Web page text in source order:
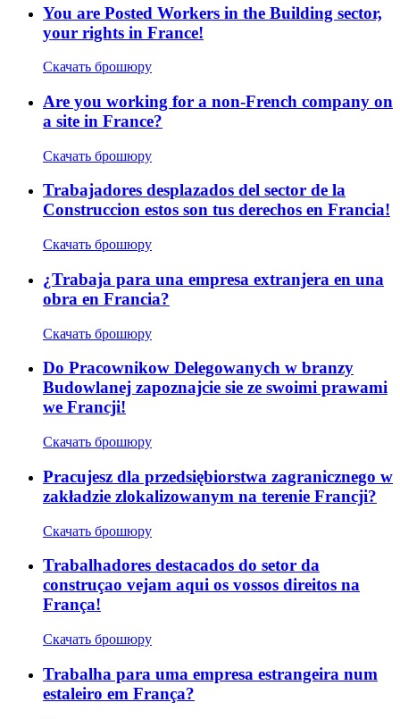
You are Posted Workers in the Building sector,
your rights in France!
Скачать брошюру
Are you working for a non-French company on
a site in France?
Скачать брошюру
Trabajadores desplazados del sector de la
Construccion estos son tus derechos en Francia!
Скачать брошюру
¿Trabaja para una empresa extranjera en una
obra en Francia?
Скачать брошюру
Do Pracownikow Delegowanych w branzy
Budowlanej zapoznajcie sie ze swoimi prawami
we Francji!
Скачать брошюру
Pracujesz dla przedsiębiorstwa zagranicznego w
zakładzie zlokalizowanym na terenie Francji?
Скачать брошюру
Trabalhadores destacados do setor da
construçao vejam aqui os vossos direitos na
França!
Скачать брошюру
Trabalha para uma empresa estrangeira num
estaleiro em França?